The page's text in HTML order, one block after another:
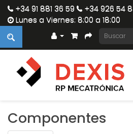
+34 91 881 36 59
+34 926 54
Lunes a Viernes: 8:00 a 18:00
Componentes